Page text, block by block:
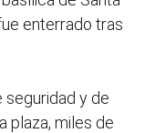
enterrado tras
seguridad y de
plaza, miles de